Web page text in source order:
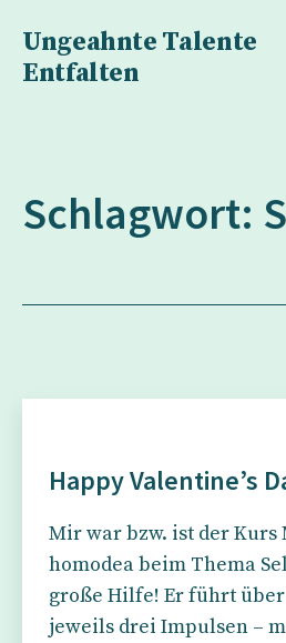
Inhalt
springen
Ungeahnte Talente
Entfalten
Schlagwort:
Happy Valentine’s
Mir war bzw. ist der Kurs
homodea beim Thema
große Hilfe! Er führt
jeweils drei Impulsen –